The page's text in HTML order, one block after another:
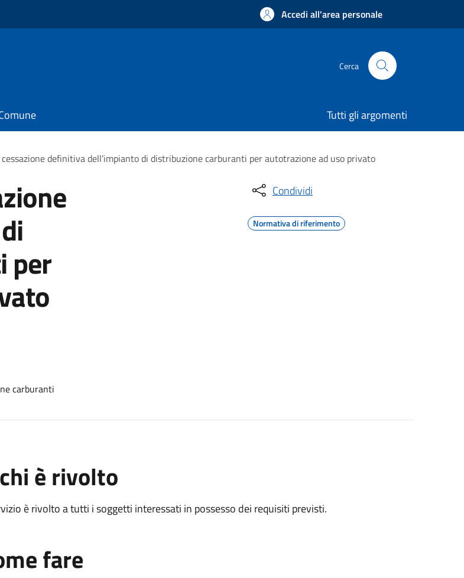
Accedi all'area personale
Cerca
Tutti gli argomenti
definitiva dell’impianto di distribuzione carburanti per autotrazione ad uso privato
per
carburanti
Condividi
Normativa di riferimento
è rivolto
è rivolto a tutti i soggetti interessati in possesso dei requisiti previsti.
fare